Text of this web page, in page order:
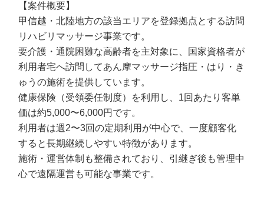
【案件概要】
甲信越・北陸地方の該当エリアを登録拠点とする訪問
リハビリマッサージ事業です。
要介護・通院困難な高齢者を主対象に、国家資格者が
利用者宅へ訪問してあん摩マッサージ指圧・はり・き
ゅうの施術を提供しています。
健康保険（受領委任制度）を利用し、1回あたり客単
価は約5,000〜6,000円です。
利用者は週2〜3回の定期利用が中心で、一度顧客化
すると長期継続しやすい特徴があります。
施術・運営体制も整備されており、引継ぎ後も管理中
心で遠隔運営も可能な事業です。